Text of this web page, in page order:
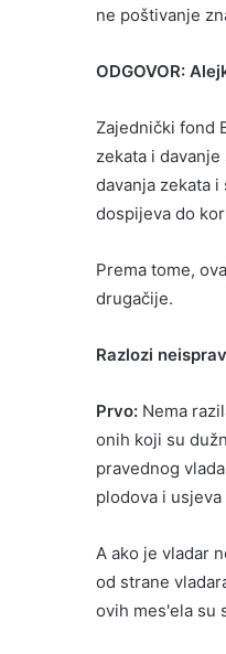
ne poštivanje
ODGOVOR:
Zajednički fond
zekata i
davanja zekata
dospijeva do
Prema tome,
drugačije.
Razlozi
Prvo: Nema
onih koji su
pravednog
plodova i
A ako je vladar
od strane
ovih mes'ela su